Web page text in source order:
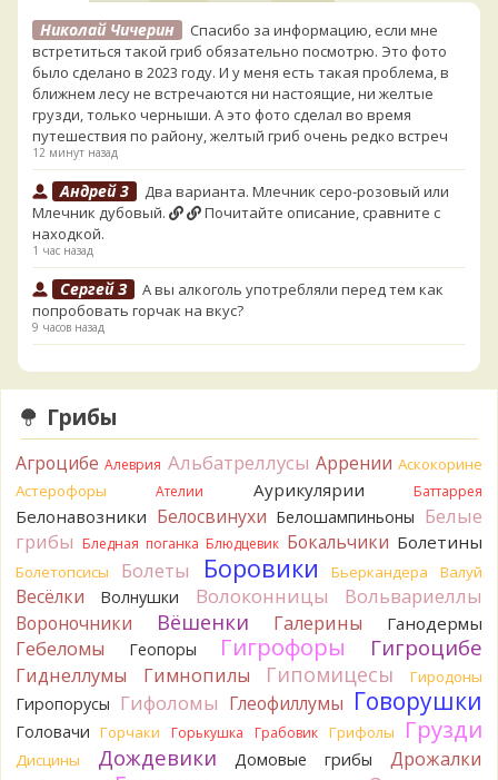
Николай Чичерин
Спасибо за информацию, если мне
встретиться такой гриб обязательно посмотрю. Это фото
было сделано в 2023 году. И у меня есть такая проблема, в
ближнем лесу не встречаются ни настоящие, ни желтые
грузди, только черныши. А это фото сделал во время
путешествия по району, желтый гриб очень редко встреч
12 минут назад
Андрей 3
Два варианта. Млечник серо-розовый или
Млечник дубовый.
Почитайте описание, сравните с
находкой.
1 час назад
Сергей З
А вы алкоголь употребляли перед тем как
попробовать горчак на вкус?
9 часов назад
лизнул, и пожевал, но горечи не почувствовал. Супруга
лизнула - ей горький, как таблетка. Детям тоже не горький.
То что это именно горчак сомнений нет. Но вот такие
выкинули.
13 часов назад
Verona Говорушка булавоногая могла бы вырасти...
14 часов назад
Misha35 Спасибо!!!
14 часов назад
Вот как раз зонтика пестрого там
точно нет! P.S. Вячеслав, мы ждём ваших подтверждений
насчёт того, что на разных фото не один и тот же гриб. Они
и по виду разные, а не просто разные экземпляры. Но
хорошо было бы упорядочить это с вашим участием.
Разные грибы нужно разнести по разным вопросам!
15 часов назад
Грибы
Агроцибе Алеврия Альбатреллусы Аррении Аскокорине
Астерофоры
Ателии Аурикулярии Баттаррея
Белонавозники Белосвинухи Белошампиньоны Белые
грибы Бледная поганка Блюдцевик Бокальчики Болетины
Болетопсисы Болеты Боровики Бьеркандера Валуй
Весёлки Волнушки Волоконницы Вольвариеллы
Вороночники Вёшенки Галерины Ганодермы
Гебеломы Геопоры Гигрофоры Гигроцибе
Гиднеллумы Гимнопилы Гипомицесы Гиродоны
Гиропорусы Гифоломы Глеофиллумы Говорушки
Головачи Горчаки Горькушка Грабовик Грифолы Грузди
Дисцины Дождевики Домовые грибы Дрожалки